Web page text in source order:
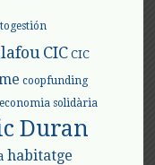
CIC CIC
coopfunding
economia solidària
Duran
habitatge